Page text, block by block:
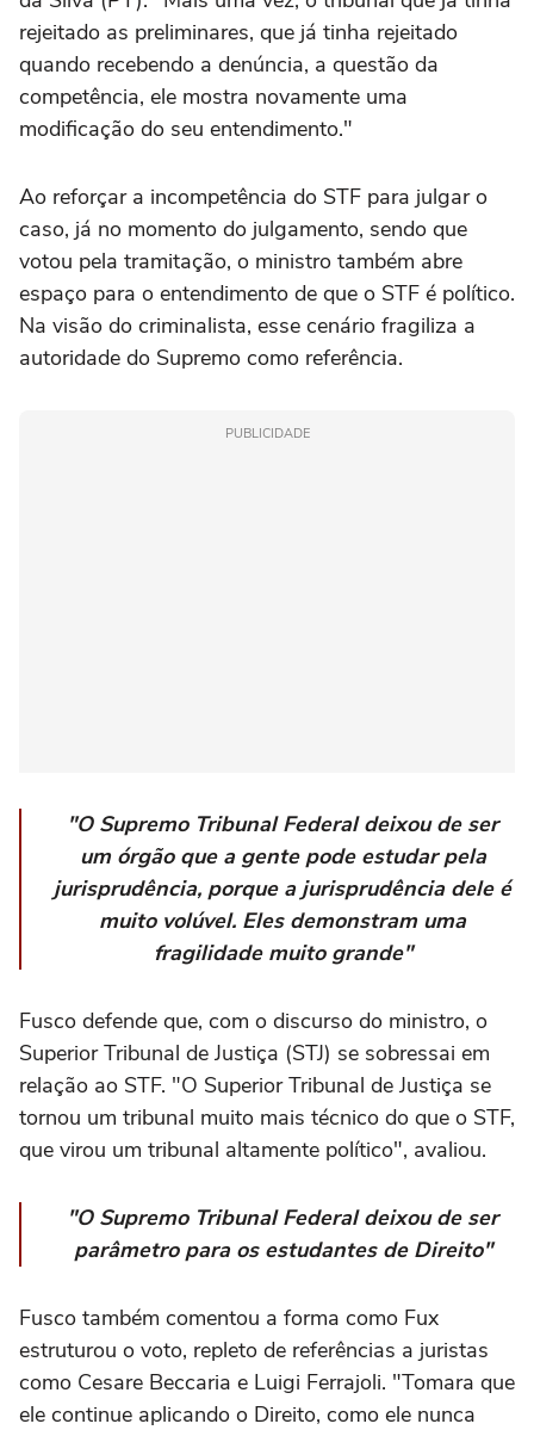
rejeitado as preliminares, que já tinha rejeitado
quando recebendo a denúncia, a questão da
competência, ele mostra novamente uma
modificação do seu entendimento."
Ao reforçar a incompetência do STF para julgar o
caso, já no momento do julgamento, sendo que
votou pela tramitação, o ministro também abre
espaço para o entendimento de que o STF é político.
Na visão do criminalista, esse cenário fragiliza a
autoridade do Supremo como referência.
PUBLICIDADE
"O Supremo Tribunal Federal deixou de ser
um órgão que a gente pode estudar pela
jurisprudência, porque a jurisprudência dele é
muito volúvel. Eles demonstram uma
fragilidade muito grande"
Fusco defende que, com o discurso do ministro, o
Superior Tribunal de Justiça (STJ) se sobressai em
relação ao STF. "O Superior Tribunal de Justiça se
tornou um tribunal muito mais técnico do que o STF,
que virou um tribunal altamente político", avaliou.
"O Supremo Tribunal Federal deixou de ser
parâmetro para os estudantes de Direito"
Fusco também comentou a forma como Fux
estruturou o voto, repleto de referências a juristas
como Cesare Beccaria e Luigi Ferrajoli. "Tomara que
ele continue aplicando o Direito, como ele nunca